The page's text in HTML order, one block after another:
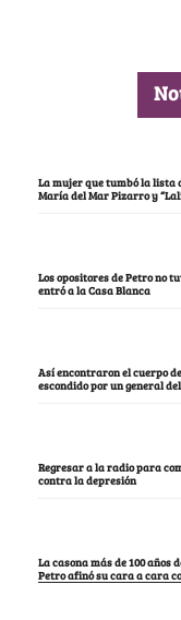
La mujer que tumbó la lista
María del Mar Pizarro y
Los opositores de Petro no
entró a la Casa Blanca
Así encontraron el cuerpo
escondido por un general
Regresar a la radio para
contra la depresión
La casona más de 100 años
Petro afinó su cara a cara